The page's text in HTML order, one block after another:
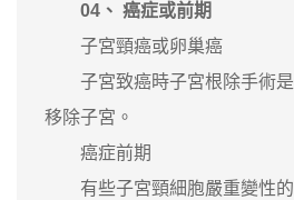
04、 癌症或前期
子宮頸癌或卵巢癌
子宮致癌時子宮根除手術是
移除子宮。
癌症前期
有些子宮頸細胞嚴重變性的